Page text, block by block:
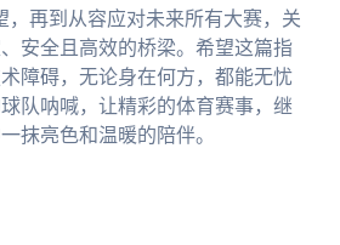
，再到从容应对未来所有大赛，关
安全且高效的桥梁。希望这篇指
障碍，无论身在何方，都能无忧
队呐喊，让精彩的体育赛事，继
抹亮色和温暖的陪伴。